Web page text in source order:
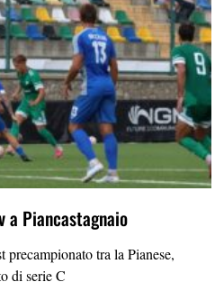
a Piancastagnaio
tra la Pianese,
di serie C